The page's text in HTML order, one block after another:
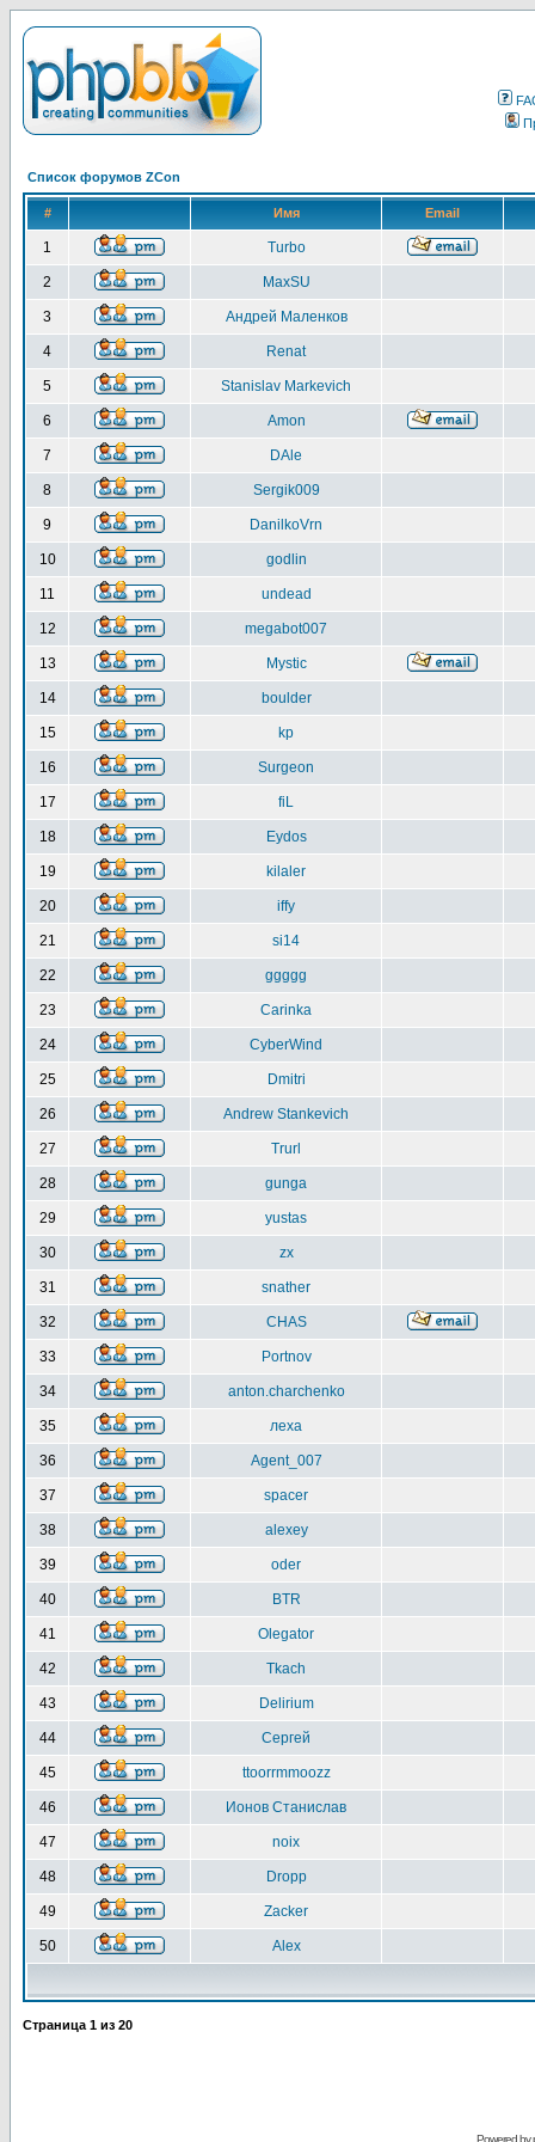
Список форумов ZCon
# Имя Email
1 Turbo
2 MaxSU
3 Андрей Маленков
4 Renat
5 Stanislav Markevich
6 Amon
7 DAle
8 Sergik009
9 DanilkoVrn
10 godlin
11 undead
12 megabot007
13 Mystic
14 boulder
15 kp
16 Surgeon
17 fiL
18 Eydos
19 kilaler
20 iffy
21 si14
22 ggggg
23 Carinka
24 CyberWind
25 Dmitri
26 Andrew Stankevich
27 Trurl
28 gunga
29 yustas
30 zx
31 snather
32 CHAS
33 Portnov
34 anton.charchenko
35 леха
36 Agent_007
37 spacer
38 alexey
39 oder
40 BTR
41 Olegator
42 Tkach
43 Delirium
44 Сергей
45 ttoorrmmoozz
46 Ионов Станислав
47 noix
48 Dropp
49 Zacker
50 Alex
Страница 1 из 20
Powered by